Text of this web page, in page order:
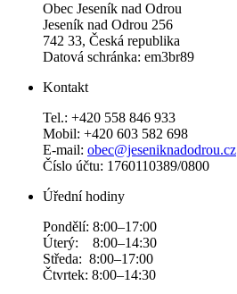
Obec Jeseník nad Odrou
Jeseník nad Odrou 256
742 33, Česká republika
Datová schránka: em3br89
Kontakt
Tel.: +420 558 846 933
Mobil: +420 603 582 698
E-mail: obec@jeseniknadodrou.cz
Číslo účtu: 1760110389/0800
Úřední hodiny
Pondělí: 8:00–17:00
Úterý: 8:00–14:30
Středa: 8:00–17:00
Čtvrtek: 8:00–14:30